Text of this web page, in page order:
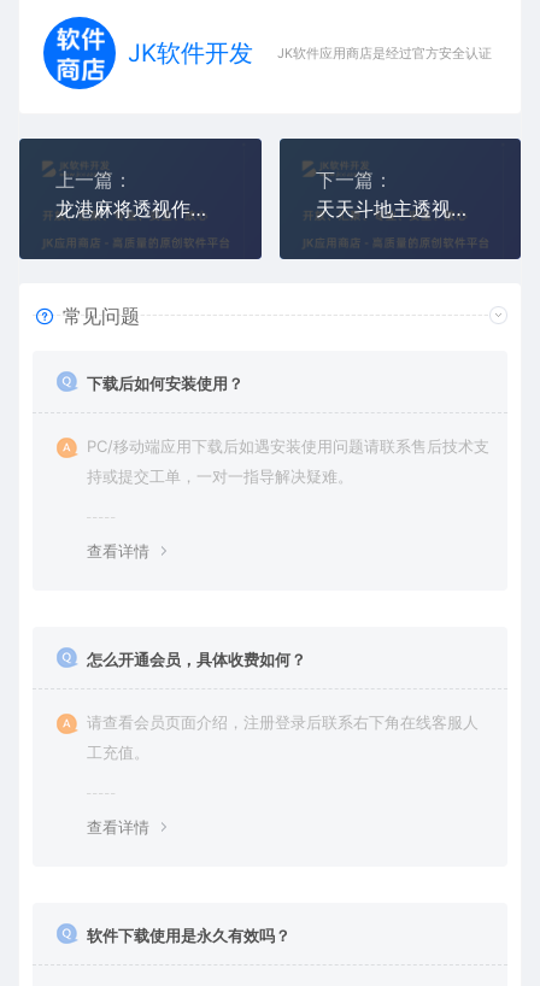
JK软件开发 JK软件应用商店是经过官方安全认证，保障
上一篇：
龙港麻将透视作弊辅助挂,龙港麻将控牌看牌器
下一篇：
天天斗地主透视作弊辅助挂,天天斗地主控牌看牌器
常见问题
下载后如何安装使用？
PC/移动端应用下载后如遇安装使用问题请联系售后技术支
持或提交工单，一对一指导解决疑难。
查看详情
怎么开通会员，具体收费如何？
请查看会员页面介绍，注册登录后联系右下角在线客服人
工充值。
查看详情
软件下载使用是永久有效吗？